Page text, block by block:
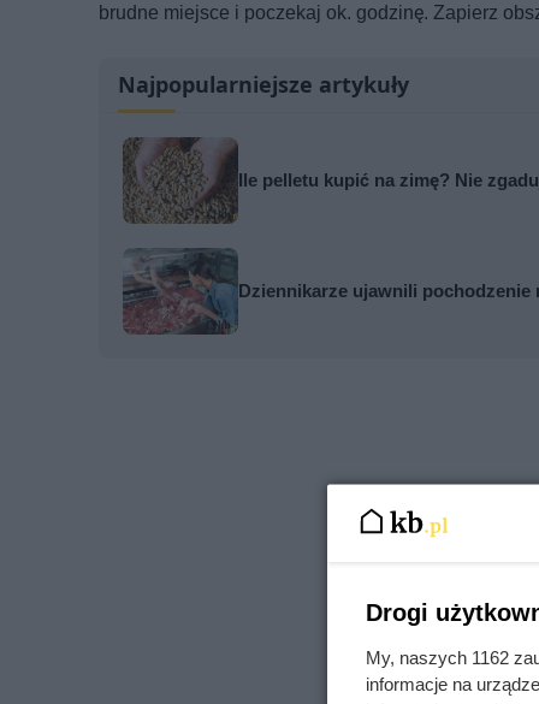
brudne miejsce i poczekaj ok. godzinę. Zapierz
Najpopularniejsze artykuły
Ile pelletu kupić na zimę? Nie
Dziennikarze ujawnili
Drogi
My, naszych 1162
informacje na